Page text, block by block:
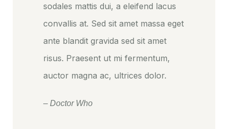
sodales mattis dui, a eleifend lacus
convallis at. Sed sit amet massa eget
ante blandit gravida sed sit amet
risus. Praesent ut mi fermentum,
auctor magna ac, ultrices dolor.
– Doctor Who